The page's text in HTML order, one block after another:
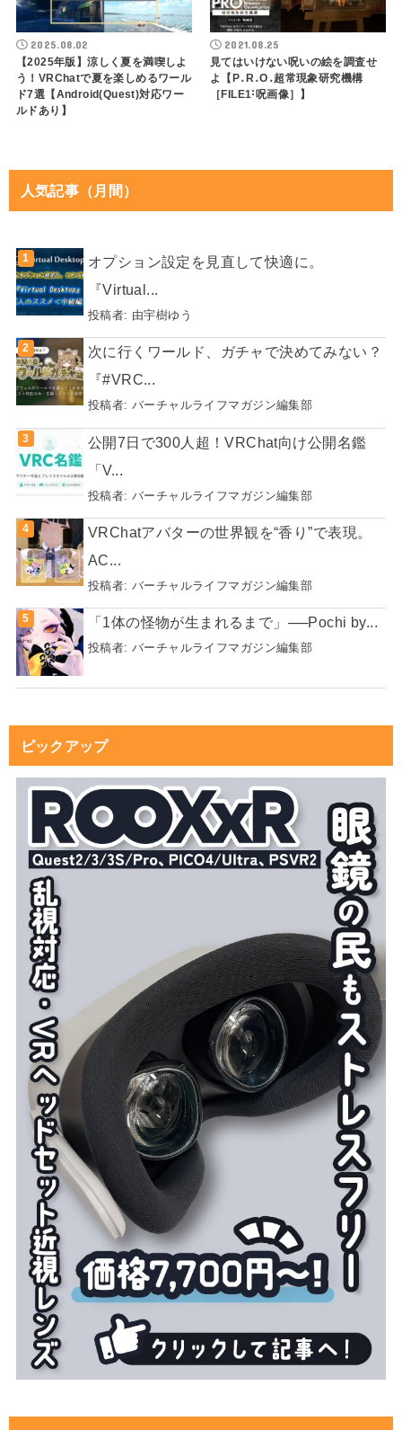
2025.08.02
【2025年版】涼しく夏を満喫しよ
う！VRChatで夏を楽しめるワール
ド7選【Android(Quest)対応ワー
ルドあり】
2021.08.25
見てはいけない呪いの絵を調査せ
よ【P․R․O․超常現象研究機構
［FILE1˸呪画像］】
人気記事（月間）
オプション設定を見直して快適に。
『Virtual...
投稿者: 由宇樹ゆう
次に行くワールド、ガチャで決めてみない？
『#VRC...
投稿者: バーチャルライフマガジン編集部
公開7日で300人超！VRChat向け公開名鑑
「V...
投稿者: バーチャルライフマガジン編集部
VRChatアバターの世界観を“香り”で表現。
AC...
投稿者: バーチャルライフマガジン編集部
「1体の怪物が生まれるまで」──Pochi by...
投稿者: バーチャルライフマガジン編集部
ピックアップ